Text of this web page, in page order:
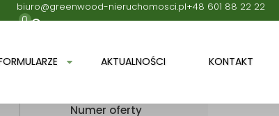
biuro@greenwood-nieruchomosci.pl+48 601 88 22 22
0
AKTUALNOŚCI KONTAKT
Numer oferty